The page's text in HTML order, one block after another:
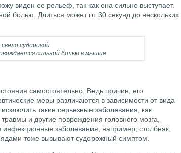
виден ее рельеф, так как она сильно выступает.
болью. Длиться может от 30 секунд до нескольких
сильной болью в мышце
самостоятельно. Ведь причин, его
меры различаются в зависимости от вида
такие серьезные заболевания, как
и другие повреждения головного мозга,
заболевания, например, столбняк,
тоже вызывают судорожный симптом.